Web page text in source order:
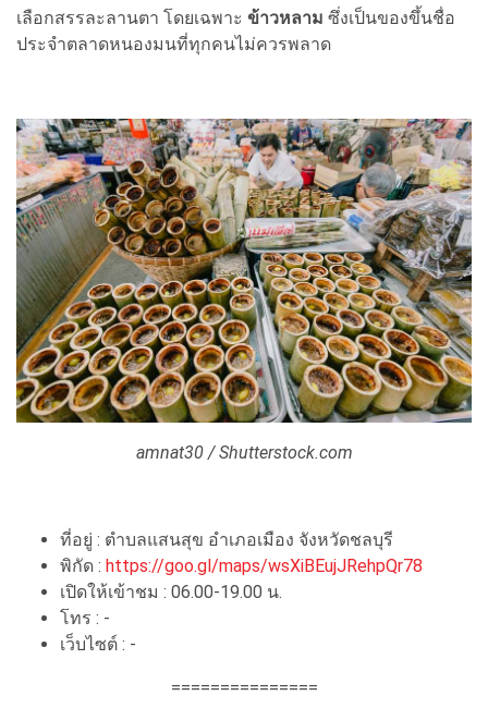
เลือกสรรละลานตา โดยเฉพาะ ข้าวหลาม ซึ่งเป็นของขึ้นชื่อ
ประจำตลาดหนองมนที่ทุกคนไม่ควรพลาด
amnat30 / Shutterstock.com
ที่อยู่ : ตำบลแสนสุข อำเภอเมือง จังหวัดชลบุรี
พิกัด : https://goo.gl/maps/wsXiBEujJRehpQr78
เปิดให้เข้าชม : 06.00-19.00 น.
โทร : -
เว็บไซต์ : -
===============